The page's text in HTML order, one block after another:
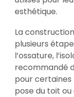
esthétique.
La
plusieurs
l’ossature,
recommandé
pour
pose du toit